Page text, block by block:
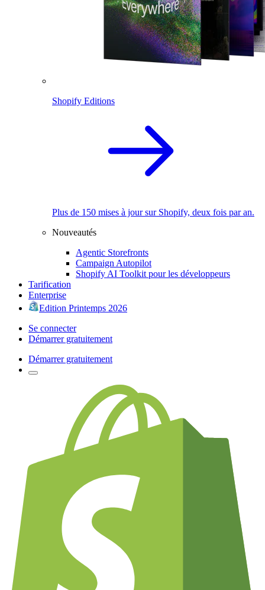
Shopify Editions
Plus de 150 mises à jour sur Shopify, deux fois par an.
Nouveautés
Agentic Storefronts
Campaign Autopilot
Shopify AI Toolkit pour les développeurs
Tarification
Enterprise
Edition Printemps 2026
Se connecter
Démarrer gratuitement
Démarrer gratuitement